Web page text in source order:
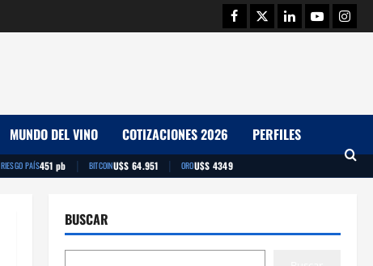
Facebook
TwitterLinkedinYoutube
MUNDO DEL VINO COTIZACIONES 2026 PERFILES
RIESGO PAÍS451 pb | BITCOINU$S 64.951 | OROU$S 4349
BUSCAR